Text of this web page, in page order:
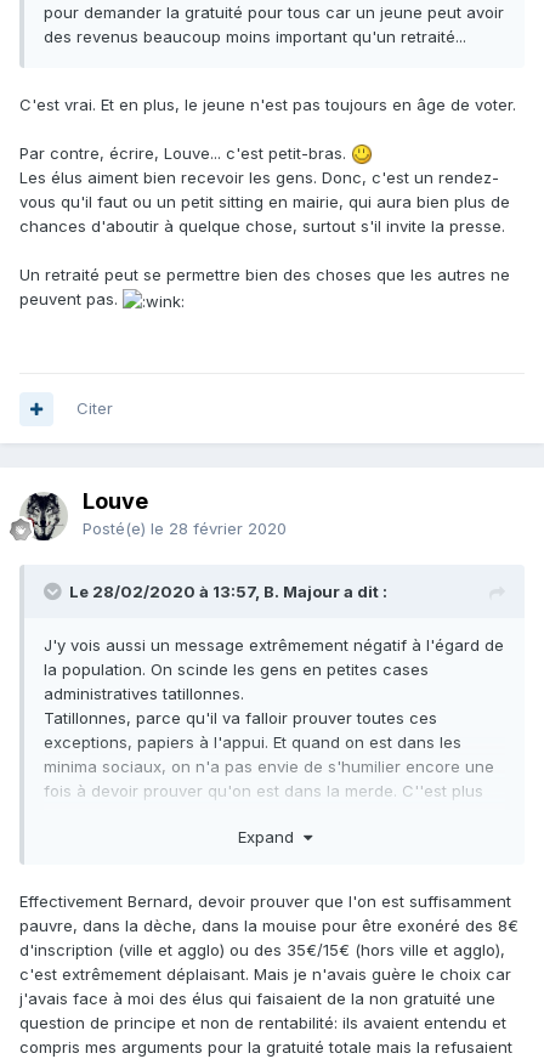
pour demander la gratuité pour tous car un jeune peut avoir
des revenus beaucoup moins important qu'un retraité...
C'est vrai. Et en plus, le jeune n'est pas toujours en âge de voter.
Par contre, écrire, Louve... c'est petit-bras.
Les élus aiment bien recevoir les gens. Donc, c'est un rendez-
vous qu'il faut ou un petit sitting en mairie, qui aura bien plus de
chances d'aboutir à quelque chose, surtout s'il invite la presse.
Un retraité peut se permettre bien des choses que les autres ne
peuvent pas.
Citer
Louve
Posté(e) le 28 février 2020
Le 28/02/2020 à 13:57, B. Majour a dit :
J'y vois aussi un message extrêmement négatif à l'égard de
la population. On scinde les gens en petites cases
administratives tatillonnes.
Tatillonnes, parce qu'il va falloir prouver toutes ces
exceptions, papiers à l'appui. Et quand on est dans les
minima sociaux, on n'a pas envie de s'humilier encore une
fois à devoir prouver qu'on est dans la merde. C''est plus
Expand
Effectivement Bernard, devoir prouver que l'on est suffisamment
pauvre, dans la dèche, dans la mouise pour être exonéré des 8€
d'inscription (ville et agglo) ou des 35€/15€ (hors ville et agglo),
c'est extrêmement déplaisant. Mais je n'avais guère le choix car
j'avais face à moi des élus qui faisaient de la non gratuité une
question de principe et non de rentabilité: ils avaient entendu et
compris mes arguments pour la gratuité totale mais la refusaient